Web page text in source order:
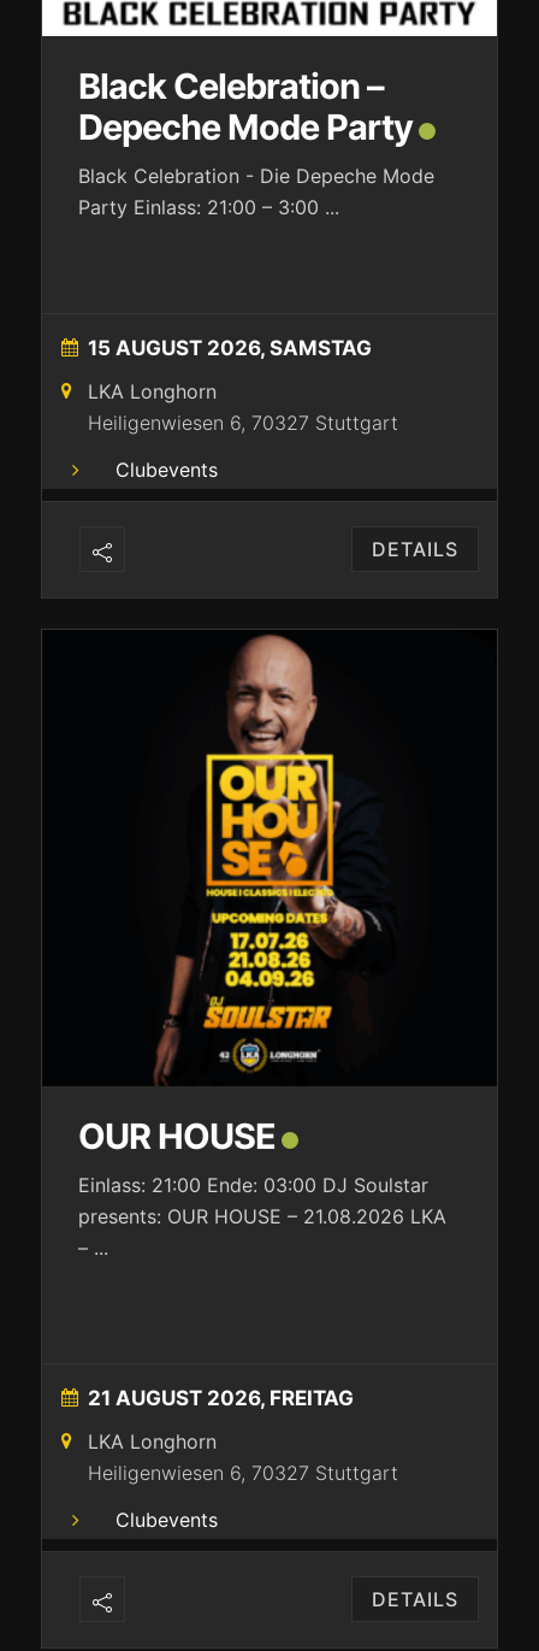
Black Celebration –
Depeche Mode Party
Black Celebration - Die Depeche Mode
Party Einlass: 21:00 – 3:00 ...
15 AUGUST 2026, SAMSTAG
LKA Longhorn
Heiligenwiesen 6, 70327 Stuttgart
Clubevents
DETAILS
OUR HOUSE
Einlass: 21:00 Ende: 03:00 DJ Soulstar
presents: OUR HOUSE – 21.08.2026 LKA
– ...
21 AUGUST 2026, FREITAG
LKA Longhorn
Heiligenwiesen 6, 70327 Stuttgart
Clubevents
DETAILS